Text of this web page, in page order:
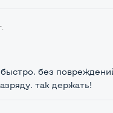
без
так держать!